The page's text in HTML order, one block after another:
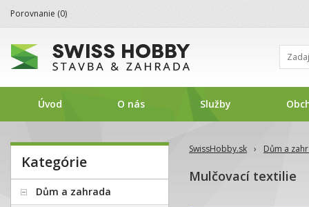
SwissHobby.sk › Dům a
Mulčovací textilie
Kategórie
Dům a zahrada
Porovnanie (0)
Úvod O nás Služby